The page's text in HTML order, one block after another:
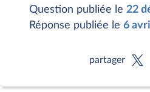
Question publiée le 22
Réponse publiée le 6
partager